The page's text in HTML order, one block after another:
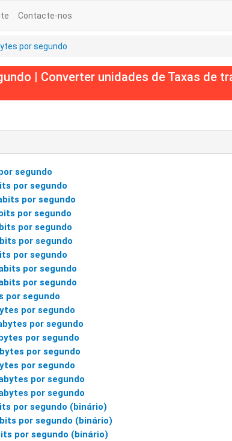
Contacte-nos
por segundo
| Converter unidades de Taxas de
segundo
por segundo
por segundo
por segundo
por segundo
por segundo
por segundo
por segundo
por segundo
por segundo
por segundo
por segundo
por segundo
por segundo
por segundo
por segundo
por segundo
por segundo (binário)
por segundo (binário)
por segundo (binário)